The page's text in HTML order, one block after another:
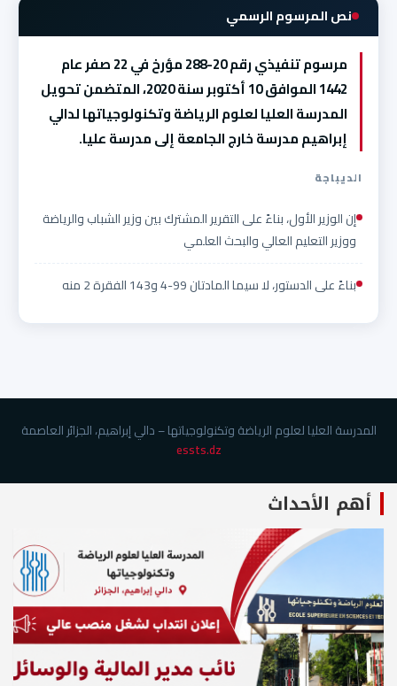
نص المرسوم الرسمي
مرسوم تنفيذي رقم 20-288 مؤرخ في 22 صفر عام
1442 الموافق 10 أكتوبر سنة 2020، المتضمن تحويل
المدرسة العليا لعلوم الرياضة وتكنولوجياتها لدالي
إبراهيم مدرسة خارج الجامعة إلى مدرسة عليا.
الديباجة
إن الوزير الأول، بناءً على التقرير المشترك بين وزير الشباب والرياضة
ووزير التعليم العالي والبحث العلمي
بناءً على الدستور، لا سيما المادتان 99-4 و143 الفقرة 2 منه
المدرسة العليا لعلوم الرياضة وتكنولوجياتها – دالي إبراهيم، الجزائر العاصمة
essts.dz
أهم الأحداث